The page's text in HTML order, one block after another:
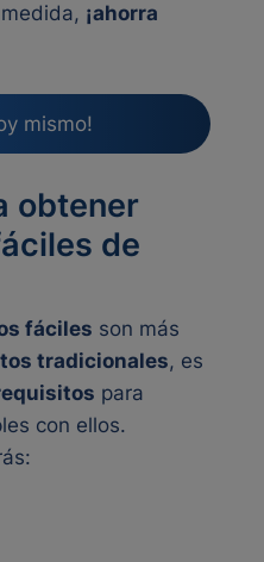
¡ahorra
mismo!
obtener
de
fáciles son más
tradicionales, es
para
con ellos.